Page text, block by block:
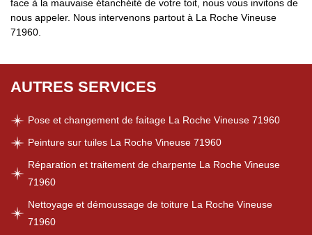
face à la mauvaise étanchéité de votre toit, nous vous invitons de
nous appeler. Nous intervenons partout à La Roche Vineuse
71960.
AUTRES SERVICES
Pose et changement de faitage La Roche Vineuse 71960
Peinture sur tuiles La Roche Vineuse 71960
Réparation et traitement de charpente La Roche Vineuse
71960
Nettoyage et démoussage de toiture La Roche Vineuse
71960